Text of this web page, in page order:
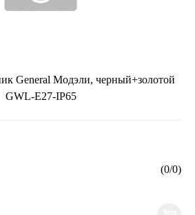
General Модэли, черный+золотой
GWL-E27-IP65
(0/0)